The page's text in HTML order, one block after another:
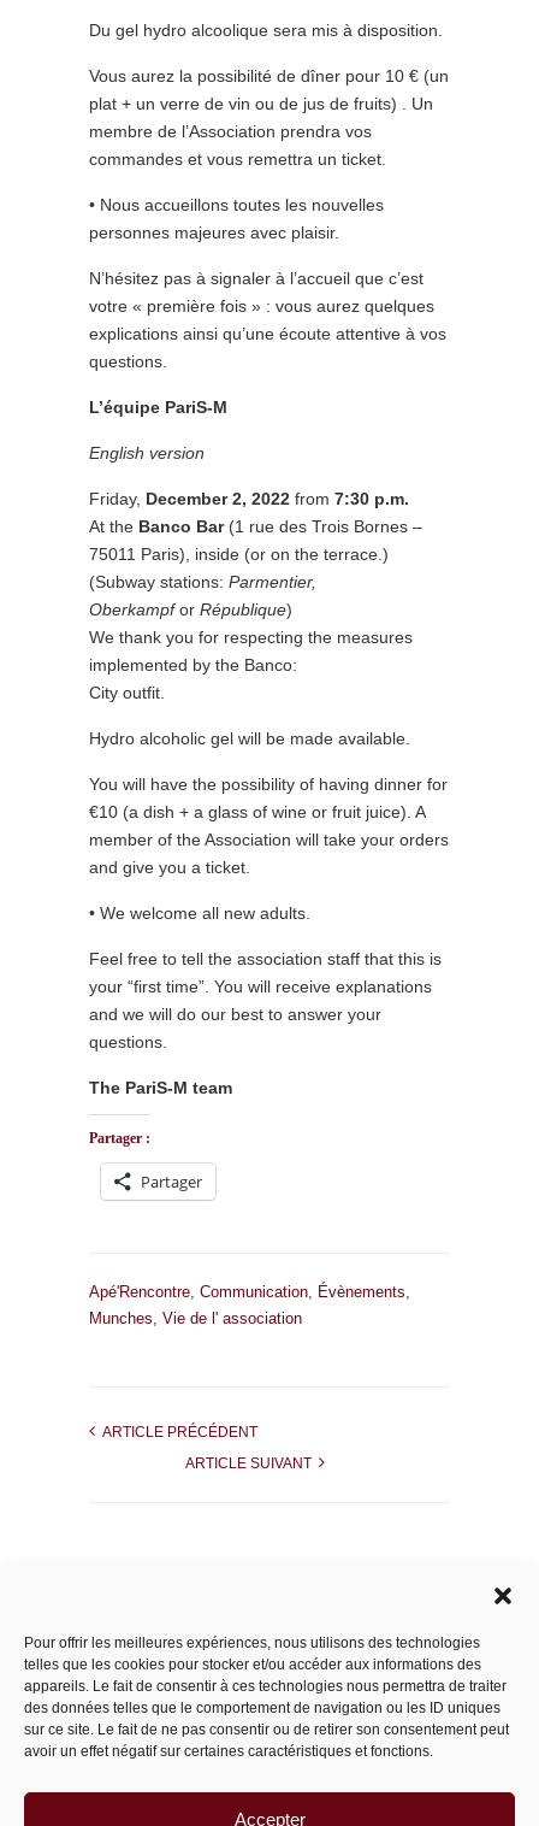
Pour offrir les meilleures expériences, nous utilisons des technologies
telles que les cookies pour stocker et/ou accéder aux informations des
appareils. Le fait de consentir à ces technologies nous permettra de traiter
des données telles que le comportement de navigation ou les ID uniques
sur ce site. Le fait de ne pas consentir ou de retirer son consentement peut
avoir un effet négatif sur certaines caractéristiques et fonctions.
Accepter
Du gel hydro alcoolique sera mis à disposition.
Vous aurez la possibilité de dîner pour 10 € (un
plat + un verre de vin ou de jus de fruits) . Un
membre de l’Association prendra vos
commandes et vous remettra un ticket.
• Nous accueillons toutes les nouvelles
personnes majeures avec plaisir.
N’hésitez pas à signaler à l’accueil que c’est
votre « première fois » : vous aurez quelques
explications ainsi qu’une écoute attentive à vos
questions.
L’équipe PariS-M
English version
Friday, December 2, 2022 from 7:30 p.m.
At the Banco Bar(1 rue des Trois Bornes –
75011 Paris), inside (or on the terrace.)
(Subway stations: Parmentier,
Oberkampfor République)
We thank you for respecting the measures
implemented by the Banco:
City outfit.
Hydro alcoholic gel will be made available.
You will have the possibility of having dinner for
€10 (a dish + a glass of wine or fruit juice). A
member of the Association will take your orders
and give you a ticket.
• We welcome all new adults.
Feel free to tell the association staff that this is
your “first time”. You will receive explanations
and we will do our best to answer your
questions.
The PariS-M team
Partager :
Partager
Apé'Rencontre, Communication, Évènements,
Munches, Vie de l' association
ARTICLE PRÉCÉDENT
ARTICLE SUIVANT
Catégories